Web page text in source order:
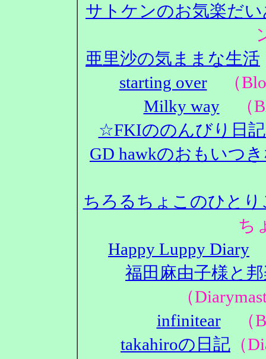
サトケンのお気楽だ
亜里沙の気ままな生活
starting over（
Milky way（
☆FKIののんびり日
GD hawkのおもいつ
ちろるちょこのひとり
ち
Happy Luppy Diary
福田麻由子様と
（
infinitear（
takahiroの日記 （